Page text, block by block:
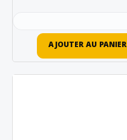
AJOUTER AU PANIER